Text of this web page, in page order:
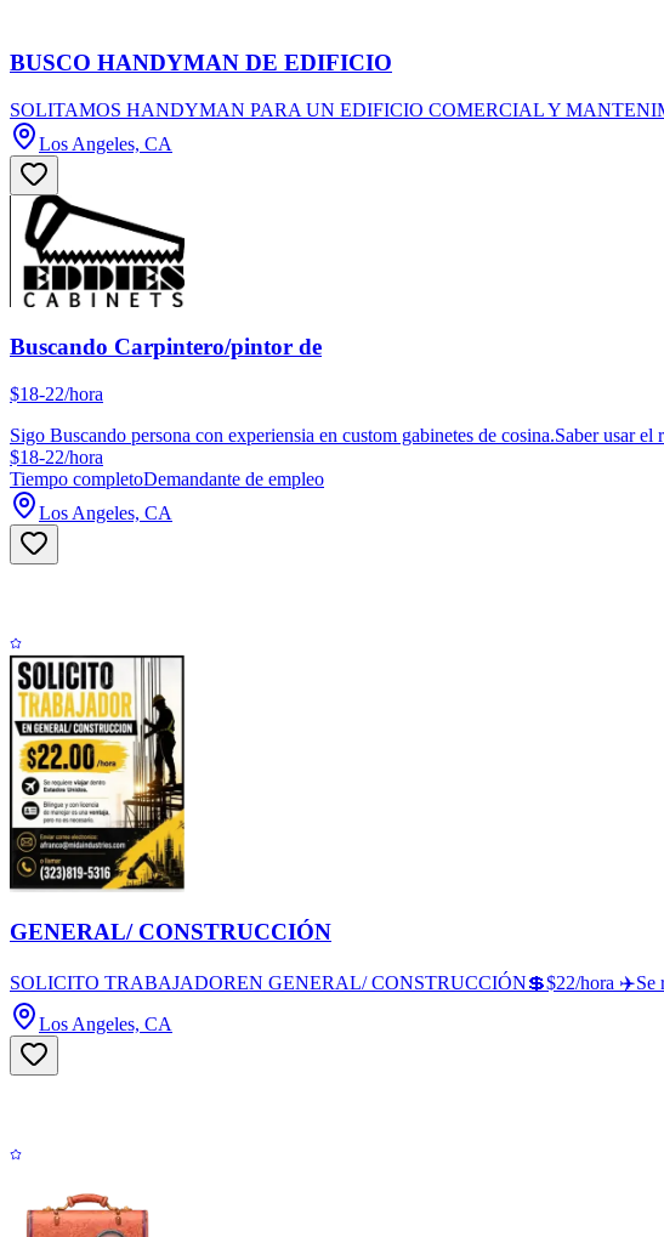
BUSCO HANDYMAN DE EDIFICIO
SOLITAMOS HANDYMAN PARA UN EDIFICIO COMERCIAL Y
Los Angeles, CA
Buscando Carpintero/pintor de
$18-22/hora
Sigo Buscando persona con experiensia en custom gabinetes de cosina.Saber usar
$18-22/hora
Tiempo completoDemandante de empleo
Los Angeles, CA
GENERAL/ CONSTRUCCIÓN
SOLICITO TRABAJADOREN GENERAL/ CONSTRUCCIÓN💲$22/hora ✈️Se
Los Angeles, CA